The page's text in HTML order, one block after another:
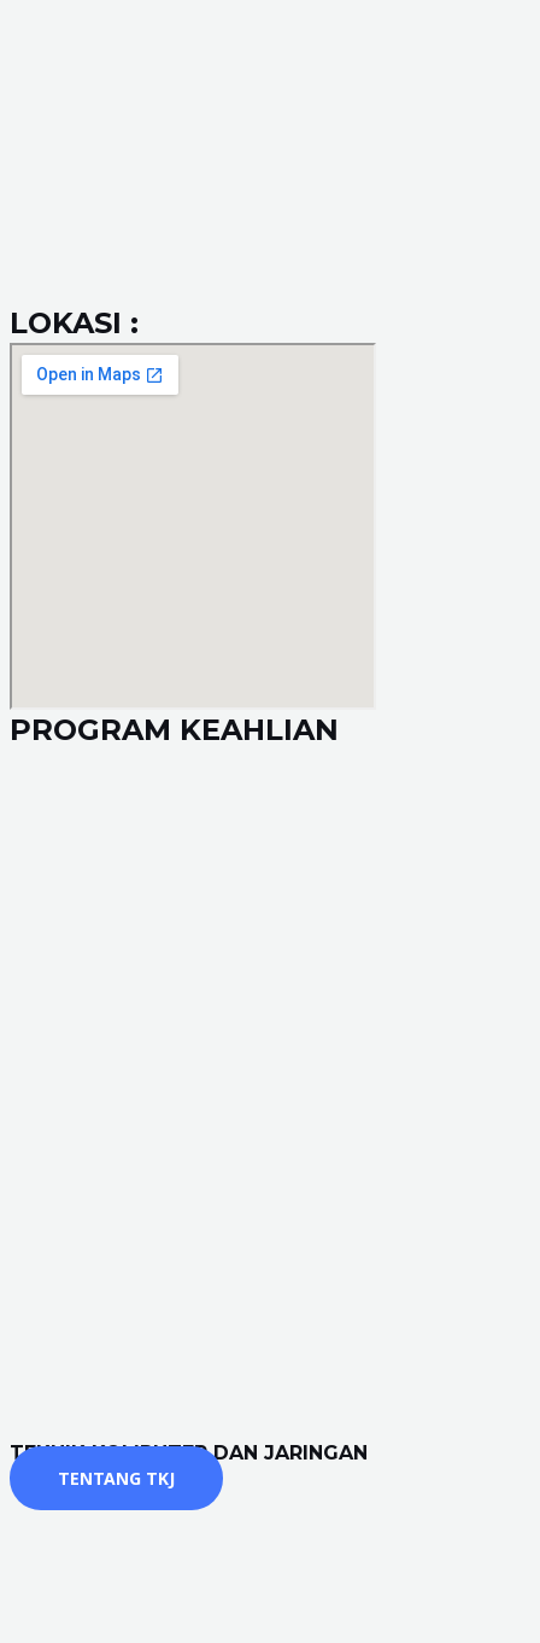
LOKASI :
PROGRAM KEAHLIAN
TEKNIK KOMPUTER DAN JARINGAN
TENTANG TKJ